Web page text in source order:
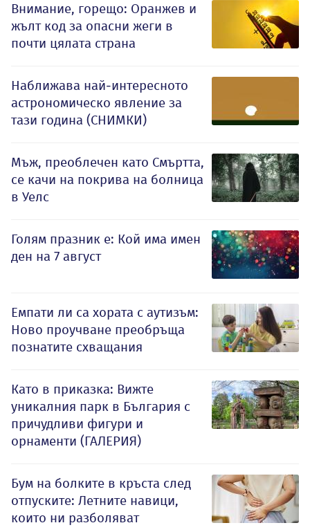
Внимание, горещо: Оранжев и
жълт код за опасни жеги в
почти цялата страна
Наближава най-интересното
астрономическо явление за
тази година (СНИМКИ)
Мъж, преоблечен като Смъртта,
се качи на покрива на болница
в Уелс
Голям празник е: Кой има имен
ден на 7 август
Емпати ли са хората с аутизъм:
Ново проучване преобръща
познатите схващания
Като в приказка: Вижте
уникалния парк в България с
причудливи фигури и
орнаменти (ГАЛЕРИЯ)
Бум на болките в кръста след
отпуските: Летните навици,
които ни разболяват